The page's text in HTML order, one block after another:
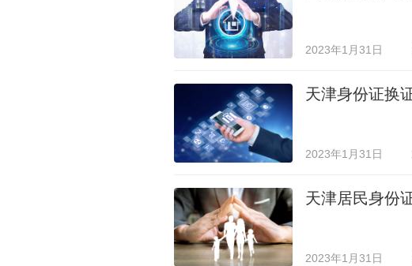
2023年1月31日
天津身份证换
2023年1月31日
天津居民身份
2023年1月31日